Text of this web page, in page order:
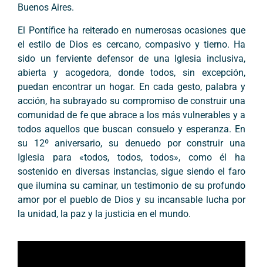
Buenos Aires.
El Pontífice ha reiterado en numerosas ocasiones que
el estilo de Dios es cercano, compasivo y tierno. Ha
sido un ferviente defensor de una Iglesia inclusiva,
abierta y acogedora, donde todos, sin excepción,
puedan encontrar un hogar. En cada gesto, palabra y
acción, ha subrayado su compromiso de construir una
comunidad de fe que abrace a los más vulnerables y a
todos aquellos que buscan consuelo y esperanza. En
su 12º aniversario, su denuedo por construir una
Iglesia para «todos, todos, todos», como él ha
sostenido en diversas instancias, sigue siendo el faro
que ilumina su caminar, un testimonio de su profundo
amor por el pueblo de Dios y su incansable lucha por
la unidad, la paz y la justicia en el mundo.